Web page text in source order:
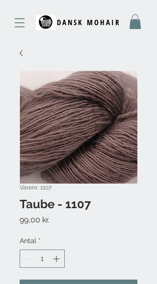
DANSK MOHAIR
Varenr.: 1107
Taube - 1107
99,00 kr.
Antal *